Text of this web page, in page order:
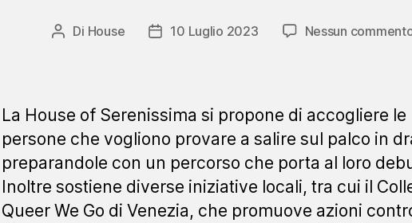
Autore
Di House
Data10 Luglio 2023 Nessun
La House of Serenissima si propone di accogliere le
persone che vogliono provare a salire sul palco in
preparandole con un percorso che porta al loro
Inoltre sostiene diverse iniziative locali, tra cui il
Queer We Go di Venezia, che promuove azioni